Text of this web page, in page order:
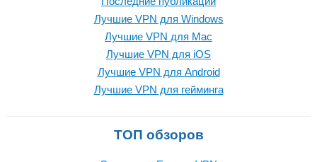
Лучшие VPN для Windows
Лучшие VPN для Mac
Лучшие VPN для iOS
Лучшие VPN для Android
Лучшие VPN для гейминга
ТОП обзоров